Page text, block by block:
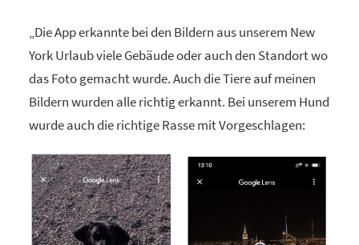
„Die App erkannte bei den Bildern aus unserem New
York Urlaub viele Gebäude oder auch den Standort wo
das Foto gemacht wurde. Auch die Tiere auf meinen
Bildern wurden alle richtig erkannt. Bei unserem Hund
wurde auch die richtige Rasse mit Vorgeschlagen: